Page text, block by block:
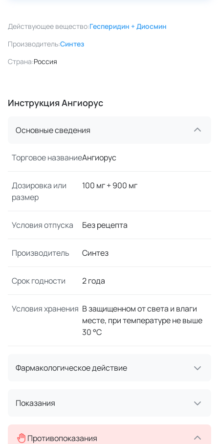
Действующее вещество:Гесперидин + Диосмин
Производитель:Синтез
Страна:Россия
Инструкция Ангиорус
Основные сведения
Торговое названиеАнгиорус
Дозировка или
размер
100 мг + 900 мг
Условия отпуска Без рецепта
Производитель Синтез
Срок годности 2 года
Условия хранения В защищенном от света и влаги
месте, при температуре не выше
30 °C
Фармакологическое действие
Показания
Противопоказания